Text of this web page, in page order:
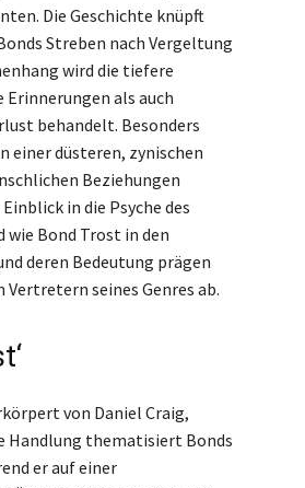
Die Geschichte knüpft
Streben nach Vergeltung
wird die tiefere
als auch
behandelt. Besonders
einer düsteren, zynischen
Beziehungen
in die Psyche des
Bond Trost in den
deren Bedeutung prägen
seines Genres ab.
von Daniel Craig,
Handlung thematisiert Bonds
er auf einer